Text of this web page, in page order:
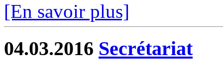
[En savoir plus]
04.03.2016 Secrétariat